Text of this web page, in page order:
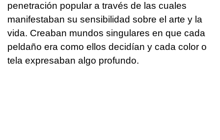
penetración popular a través de las cuales
manifestaban su sensibilidad sobre el arte y la
vida. Creaban mundos singulares en que cada
peldaño era como ellos decidían y cada color o
tela expresaban algo profundo.